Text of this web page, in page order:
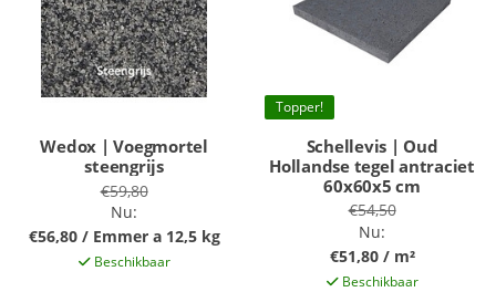
Wedox | Voegmortel
steengrijs
€59,80
Nu:
€56,80 / Emmer a 12,5 kg
Beschikbaar
Topper!
Schellevis | Oud
Hollandse tegel antraciet
60x60x5 cm
€54,50
Nu:
€51,80 / m²
Beschikbaar